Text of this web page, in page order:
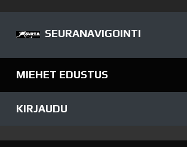
SEURANAVIGOINTI
MIEHET EDUSTUS
KIRJAUDU